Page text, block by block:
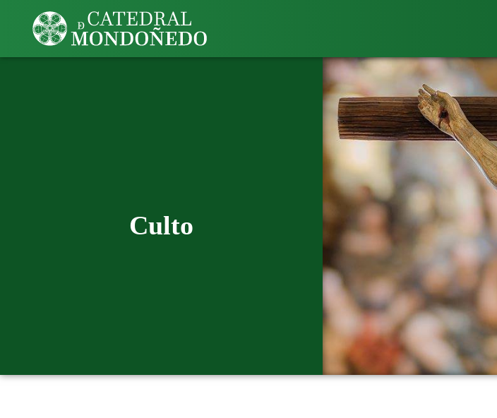
Culto